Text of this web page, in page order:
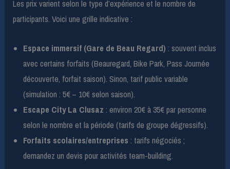
Les prix varient selon le type d’expérience et le nombre de
participants. Voici une grille indicative :
Espace immersif (Gare de Beau Regard) : souvent inclus
avec certains forfaits (Beauregard, Bike Park, Pass Journée
découverte, forfait saison). Sinon, tarif public variable
(simulation : 5€ – 10€ selon saison).
Escape City La Clusaz : environ 20€ à 35€ par personne
selon le nombre et la période (tarifs de groupe dégressifs).
Forfaits scolaires/entreprises : tarifs négociés ;
demandez un devis pour activités team-building.